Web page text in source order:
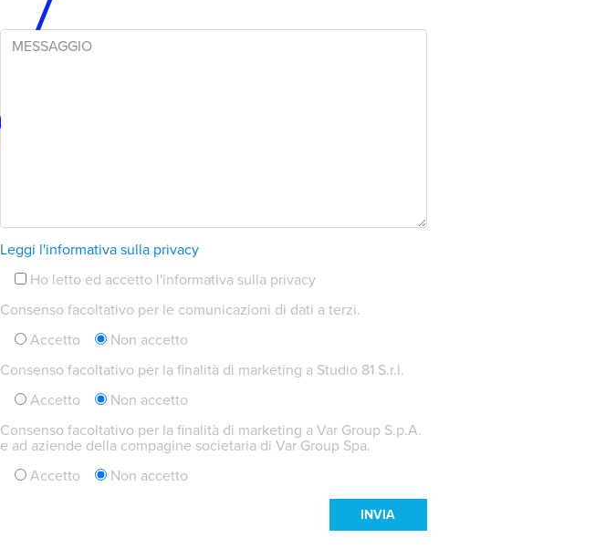
Leggi l'informativa sulla privacy
Ho letto ed accetto l'informativa sulla privacy
Consenso facoltativo per le comunicazioni di dati a terzi.
Accetto
Non accetto
Consenso facoltativo per la finalità di marketing a Studio 81 S.r.l.
Accetto
Non accetto
Consenso facoltativo per la finalità di marketing a Var Group S.p.A.
e ad aziende della compagine societaria di Var Group Spa.
Accetto
Non accetto